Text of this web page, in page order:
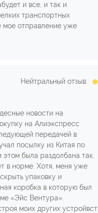
и все, и так и
транспортных
мое отправление уже
Нейтральный отзыв:
новости на
на Алиэкспресс
передачей в
посылку из Китая по
была раздолбана так,
в норме. Хотя, меня уже
упаковку и
коробка в которую был
«Эйс Вентура».
моих других устройвст